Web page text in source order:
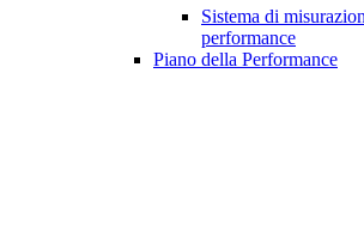
Sistema di
performance
Piano della Performance